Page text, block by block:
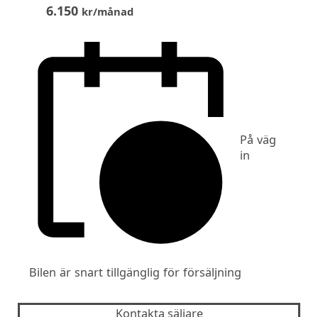
6.150kr/månad
På väg
in
Bilen är snart tillgänglig för försäljning
Kontakta säljare